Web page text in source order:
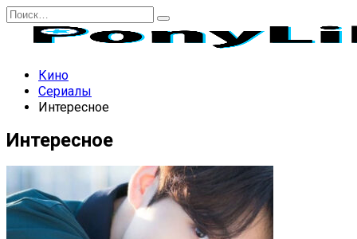
Перейти
содержанию
Search
Кино
Сериалы
Интересное
Интересное